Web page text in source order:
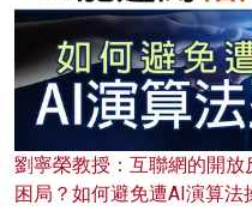
劉寧榮教授：互聯網的開
困局？如何避免遭AI演算法